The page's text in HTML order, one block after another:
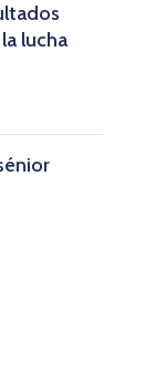
lucha